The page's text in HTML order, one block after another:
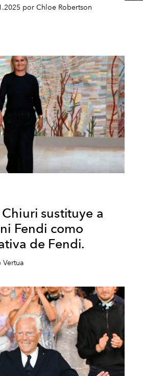
por Chloe Robertson
sustituye a
Fendi como
de Fendi.
Vertua